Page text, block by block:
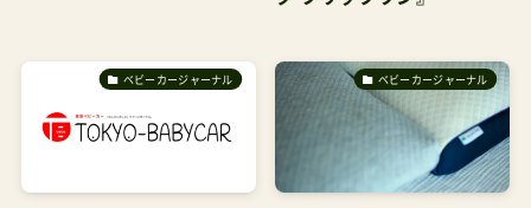
ベビーカージャーナル ベビーカージャーナル